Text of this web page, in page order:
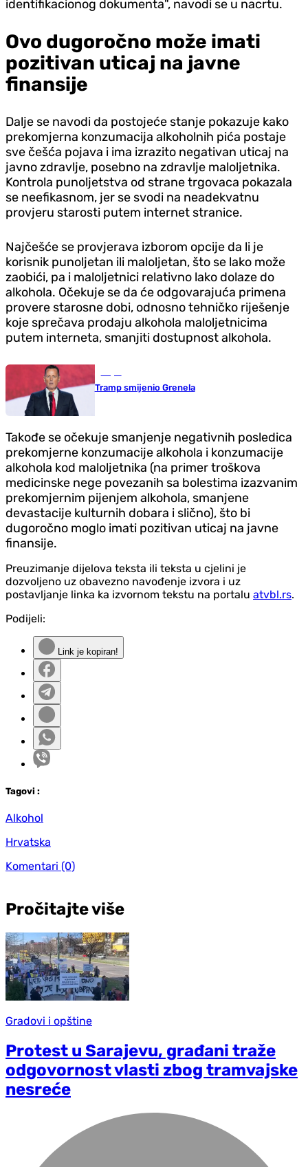
identifikacionog dokumenta", navodi se u nacrtu.
Ovo dugoročno može imati
pozitivan uticaj na javne
finansije
Dalje se navodi da postojeće stanje pokazuje kako
prekomjerna konzumacija alkoholnih pića postaje
sve češća pojava i ima izrazito negativan uticaj na
javno zdravlje, posebno na zdravlje maloljetnika.
Kontrola punoljetstva od strane trgovaca pokazala
se neefikasnom, jer se svodi na neadekvatnu
provjeru starosti putem internet stranice.
Najčešće se provjerava izborom opcije da li je
korisnik punoljetan ili maloljetan, što se lako može
zaobići, pa i maloljetnici relativno lako dolaze do
alkohola. Očekuje se da će odgovarajuća primena
provere starosne dobi, odnosno tehničko riješenje
koje sprečava prodaju alkohola maloljetnicima
putem interneta, smanjiti dostupnost alkohola.
Tramp smijenio Grenela
Takođe se očekuje smanjenje negativnih posledica
prekomjerne konzumacije alkohola i konzumacije
alkohola kod maloljetnika (na primer troškova
medicinske nege povezanih sa bolestima izazvanim
prekomjernim pijenjem alkohola, smanjene
devastacije kulturnih dobara i slično), što bi
dugoročno moglo imati pozitivan uticaj na javne
finansije.
Preuzimanje dijelova teksta ili teksta u cjelini je
dozvoljeno uz obavezno navođenje izvora i uz
postavljanje linka ka izvornom tekstu na portalu atvbl.rs.
Podijeli:
Link je kopiran!
Tagovi :
Alkohol
Hrvatska
Komentari (0)
Pročitajte više
Gradovi i opštine
Protest u Sarajevu, građani traže
odgovornost vlasti zbog tramvajske
nesreće